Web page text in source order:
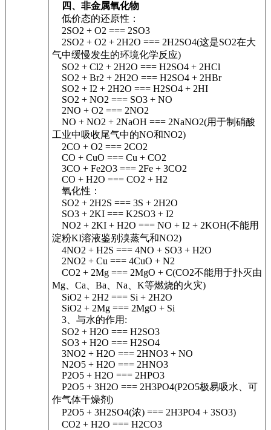
四、非金属氧化物
低价态的还原性：
2SO2 + O2 === 2SO3
2SO2 + O2 + 2H2O === 2H2SO4(这是SO2在大
气中缓慢发生的环境化学反应)
SO2 + Cl2 + 2H2O === H2SO4 + 2HCl
SO2 + Br2 + 2H2O === H2SO4 + 2HBr
SO2 + I2 + 2H2O === H2SO4 + 2HI
SO2 + NO2 === SO3 + NO
2NO + O2 === 2NO2
NO + NO2 + 2NaOH === 2NaNO2(用于制硝酸
工业中吸收尾气中的NO和NO2)
2CO + O2 === 2CO2
CO + CuO === Cu + CO2
3CO + Fe2O3 === 2Fe + 3CO2
CO + H2O === CO2 + H2
氧化性：
SO2 + 2H2S === 3S + 2H2O
SO3 + 2KI === K2SO3 + I2
NO2 + 2KI + H2O === NO + I2 + 2KOH(不能用
淀粉KI溶液鉴别溴蒸气和NO2)
4NO2 + H2S === 4NO + SO3 + H2O
2NO2 + Cu === 4CuO + N2
CO2 + 2Mg === 2MgO + C(CO2不能用于扑灭由
Mg、Ca、Ba、Na、K等燃烧的火灾)
SiO2 + 2H2 === Si + 2H2O
SiO2 + 2Mg === 2MgO + Si
3、与水的作用:
SO2 + H2O === H2SO3
SO3 + H2O === H2SO4
3NO2 + H2O === 2HNO3 + NO
N2O5 + H2O === 2HNO3
P2O5 + H2O === 2HPO3
P2O5 + 3H2O === 2H3PO4(P2O5极易吸水、可
作气体干燥剂)
P2O5 + 3H2SO4(浓) === 2H3PO4 + 3SO3)
CO2 + H2O === H2CO3